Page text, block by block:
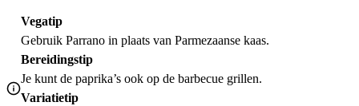
Vegatip
Gebruik Parrano in plaats van Parmezaanse kaas.
Bereidingstip
Je kunt de paprika’s ook op de barbecue grillen.
Variatietip